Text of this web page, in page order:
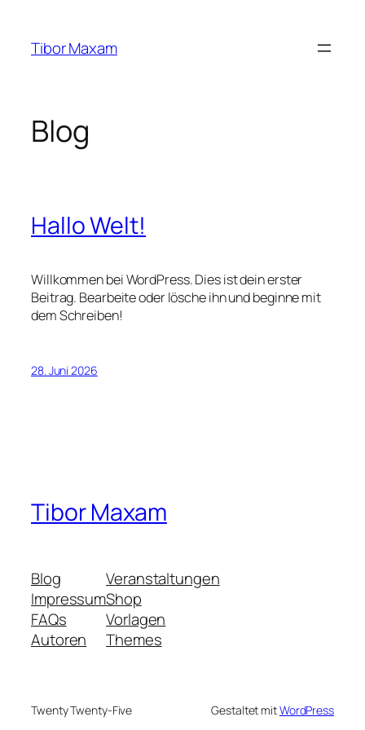
springen
Tibor Maxam
Blog
Hallo Welt!
Willkommen bei WordPress. Dies ist dein erster
Beitrag. Bearbeite oder lösche ihn und beginne mit
dem Schreiben!
28. Juni 2026
Tibor Maxam
Blog
Impressum
FAQs
Autoren
Veranstaltungen
Shop
Vorlagen
Themes
Twenty Twenty-Five Gestaltet mitWordPress